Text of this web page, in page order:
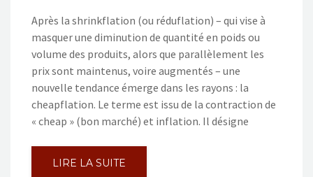
Après la shrinkflation (ou réduflation) – qui vise à
masquer une diminution de quantité en poids ou
volume des produits, alors que parallèlement les
prix sont maintenus, voire augmentés – une
nouvelle tendance émerge dans les rayons : la
cheapflation. Le terme est issu de la contraction de
« cheap » (bon marché) et inflation. Il désigne
LIRE LA SUITE